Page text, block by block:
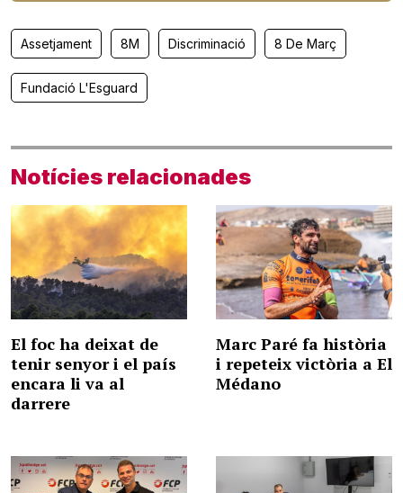
Assetjament 8M Discriminació 8 De Març
Fundació L'Esguard
Notícies relacionades
El foc ha deixat de
tenir senyor i el país
encara li va al
darrere
Marc Paré fa història
i repeteix victòria a El
Médano